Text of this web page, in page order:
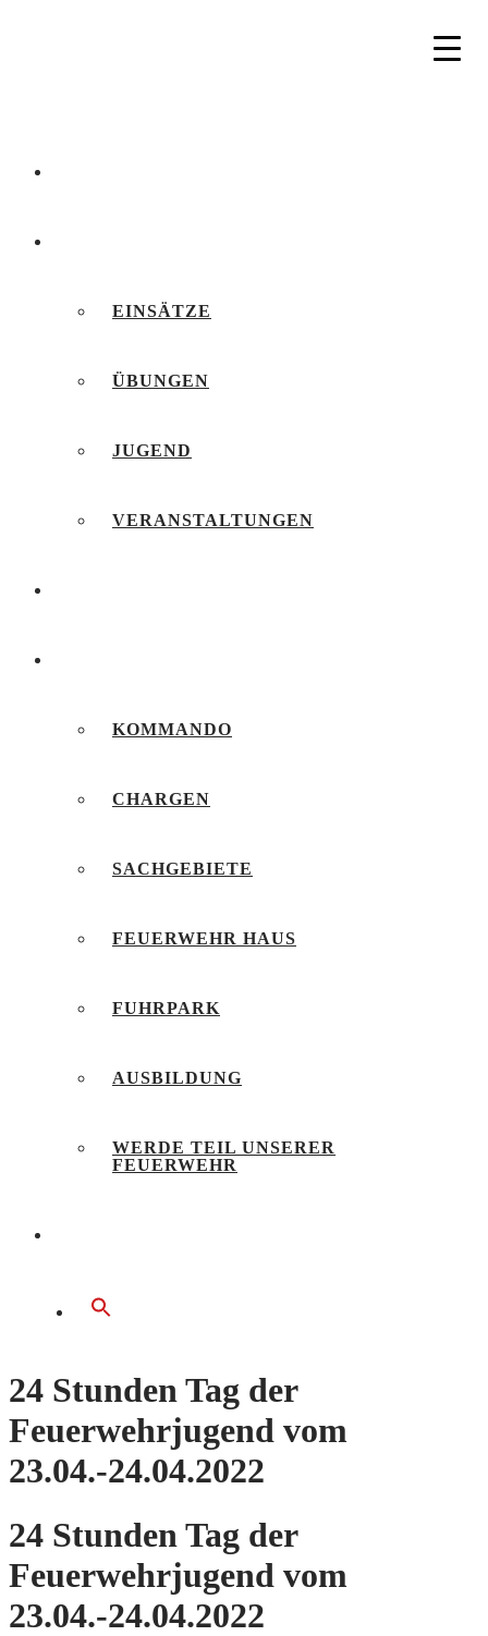
EINSÄTZE
ÜBUNGEN
JUGEND
VERANSTALTUNGEN
KOMMANDO
CHARGEN
SACHGEBIETE
FEUERWEHR HAUS
FUHRPARK
AUSBILDUNG
WERDE TEIL UNSERER
FEUERWEHR
24 Stunden Tag der
Feuerwehrjugend vom
23.04.-24.04.2022
24 Stunden Tag der
Feuerwehrjugend vom
23.04.-24.04.2022